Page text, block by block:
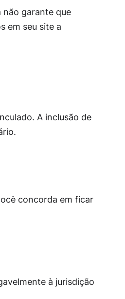
garante que
em seu site a
A inclusão de
concorda em ficar
à jurisdição